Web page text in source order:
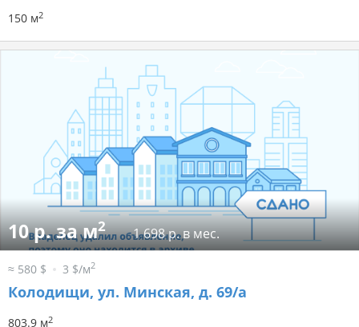
150 м2
10 р. за м2 1 698 р. в мес.
≈ 580 $ 3 $/м2
Колодищи, ул. Минская, д. 69/а
803.9 м2